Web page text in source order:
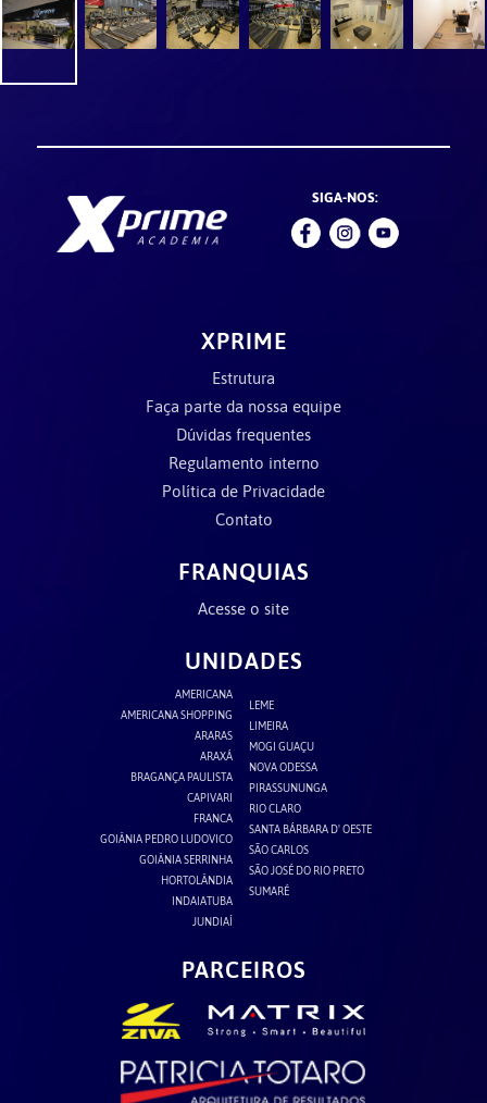
SIGA-NOS:
XPRIME
Estrutura
Faça parte da nossa equipe
Dúvidas frequentes
Regulamento interno
Política de Privacidade
Contato
FRANQUIAS
Acesse o site
UNIDADES
AMERICANA
AMERICANA SHOPPING
ARARAS
ARAXÁ
BRAGANÇA PAULISTA
CAPIVARI
FRANCA
GOIÂNIA PEDRO LUDOVICO
GOIÂNIA SERRINHA
HORTOLÂNDIA
INDAIATUBA
JUNDIAÍ
LEME
LIMEIRA
MOGI GUAÇU
NOVA ODESSA
PIRASSUNUNGA
RIO CLARO
SANTA BÁRBARA D' OESTE
SÃO CARLOS
SÃO JOSÉ DO RIO PRETO
SUMARÉ
PARCEIROS